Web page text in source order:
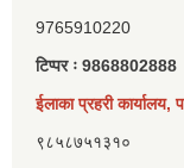
9765910220
टिप्पर ः 9868802888
ईलाका प्रहरी कार्यालय,
९८५८७५१३१०